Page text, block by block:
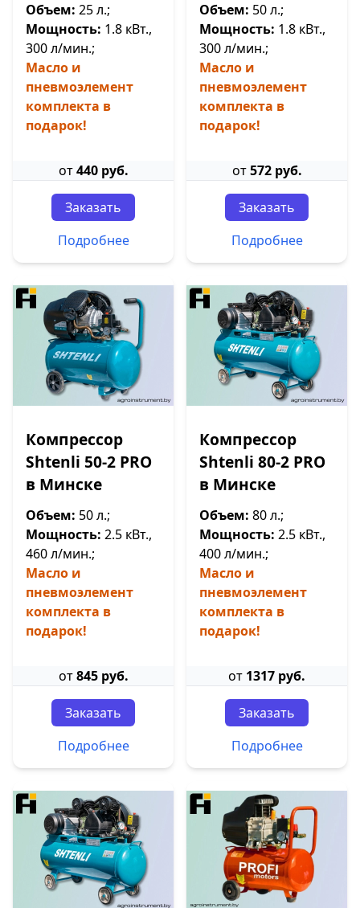
Объем: 25 л.;
Мощность: 1.8 кВт.,
300 л/мин.;
Масло и
пневмоэлемент
комплекта в
подарок!
от440 руб.
Заказать
Подробнее
Объем: 50 л.;
Мощность: 1.8 кВт.,
300 л/мин.;
Масло и
пневмоэлемент
комплекта в
подарок!
от572 руб.
Заказать
Подробнее
Компрессор
Shtenli 50-2 PRO
в Минске
Объем: 50 л.;
Мощность: 2.5 кВт.,
460 л/мин.;
Масло и
пневмоэлемент
комплекта в
подарок!
от845 руб.
Заказать
Подробнее
Компрессор
Shtenli 80-2 PRO
в Минске
Объем: 80 л.;
Мощность: 2.5 кВт.,
400 л/мин.;
Масло и
пневмоэлемент
комплекта в
подарок!
от 1317 руб.
Заказать
Подробнее